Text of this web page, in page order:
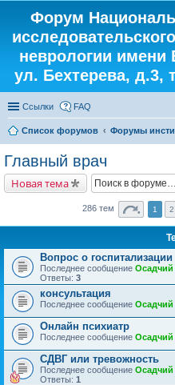
Форум
неврологии
ул. Бехтерева, д.3,
Ссылки FAQ
Список форумов Форумы
Главный врач
Новая тема
286 тем 1 2
Вопрос о госпитализации
Последнее сообщение Осадчий
Ответы: 3
консультация
Последнее сообщение Осадчий
Онлайн психиатр
Последнее сообщение Осадчий
СДВГ или тревожность
Последнее сообщение Осадчий
Ответы: 1